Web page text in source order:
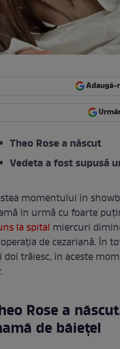
Adaugă-
Theo Rose a născut
Vedeta a fost supusă
momentului în
în urmă cu foarte
la spital miercuri
de cezariană. În
doi trăiesc, în aceste
Rose a
de băiețel